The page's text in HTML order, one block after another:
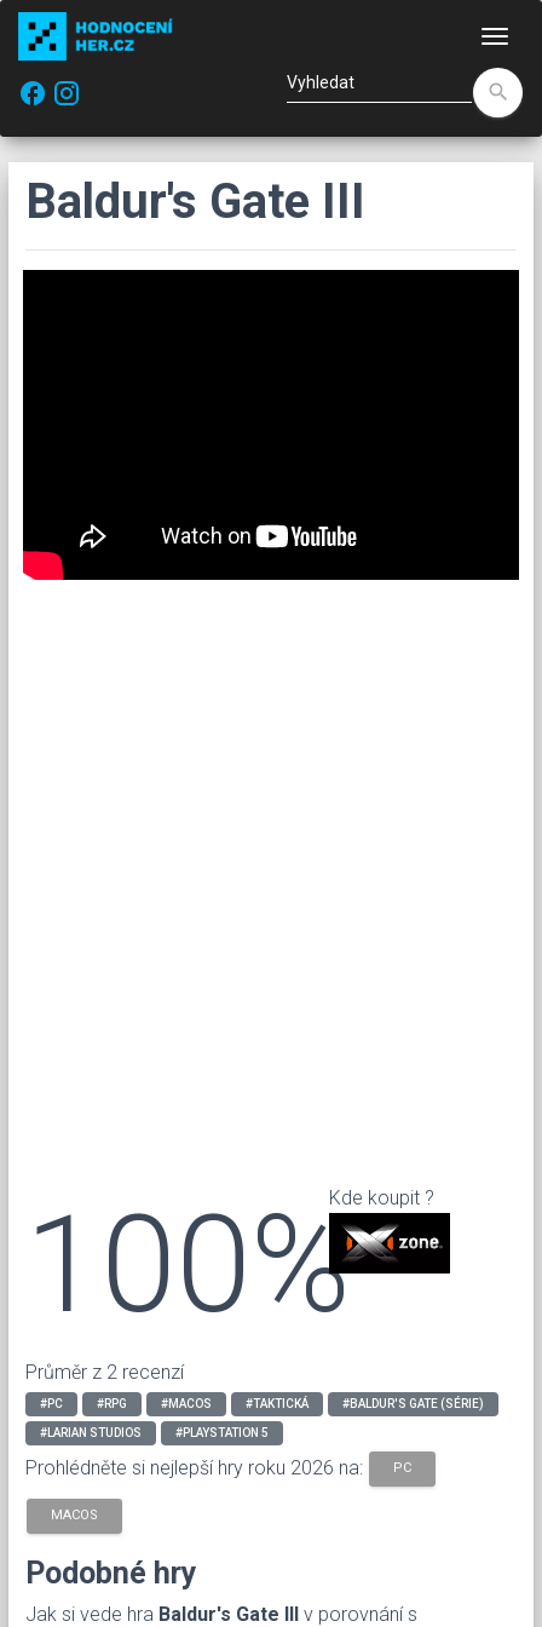
facebook
search
Baldur's Gate III
100%
Průměr z 2 recenzí
Kde koupit ?
#PC #RPG #MACOS #TAKTICKÁ #BALDUR'S GATE (SÉRIE)
#LARIAN STUDIOS #PLAYSTATION 5
Prohlédněte si nejlepší hry roku 2026 na: PC
MACOS
Podobné hry
Jak si vede hra Baldur's Gate III v porovnání s